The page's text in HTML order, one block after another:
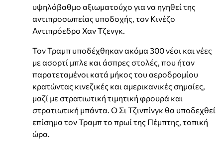
υψηλόβαθμο αξιωματούχο για να ηγηθεί της
αντιπροσωπείας υποδοχής, τον Κινέζο
Αντιπρόεδρο Χαν Τζενγκ.
Τον Τραμπ υποδέχθηκαν ακόμα 300 νέοι και νέες
με ασορτί μπλε και άσπρες στολές, που ήταν
παρατεταμένοι κατά μήκος του αεροδρομίου
κρατώντας κινεζικές και αμερικανικές σημαίες,
μαζί με στρατιωτική τιμητική φρουρά και
στρατιωτική μπάντα. Ο Σι Τζινπίνγκ θα υποδεχθεί
επίσημα τον Τραμπ το πρωί της Πέμπτης, τοπική
ώρα.